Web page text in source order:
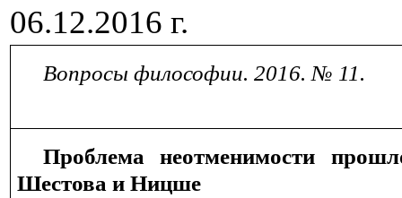
06.12.2016 г.
Вопросы философии. 2016. № 11.
Проблема неотменимости
Шестова и Ницше